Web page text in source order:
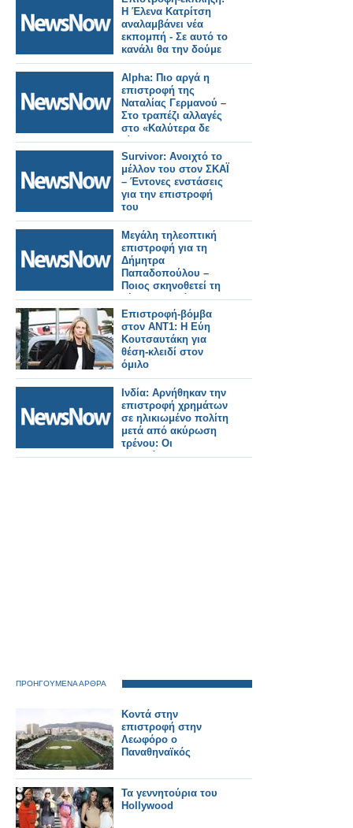
Η Έλενα Κατρίτση
αναλαμβάνει νέα
εκπομπή - Σε αυτό το
κανάλι θα την δούμε
Alpha: Πιο αργά η
επιστροφή της
Ναταλίας Γερμανού –
Στο τραπέζι αλλαγές
στο «Καλύτερα δε
γίνεται»
Survivor: Ανοιχτό το
μέλλον του στον ΣΚΑΪ
– Έντονες ενστάσεις
για την επιστροφή
του
Μεγάλη τηλεοπτική
επιστροφή για τη
Δήμητρα
Παπαδοπούλου –
Ποιος σκηνοθετεί τη
νέα της σειρά
Επιστροφή-βόμβα
στον ΑΝΤ1: Η Εύη
Κουτσαυτάκη για
θέση-κλειδί στον
όμιλο
Ινδία: Αρνήθηκαν την
επιστροφή χρημάτων
σε ηλικιωμένο πολίτη
μετά από ακύρωση
τρένου: Οι
σιδηρόδρομοι
ΠΡΟΗΓΟΥΜΕΝΑ ΑΡΘΡΑ
Kοντά στην
επιστροφή στην
Λεωφόρο ο
Παναθηναϊκός
Τα γεννητούρια του
Hollywood